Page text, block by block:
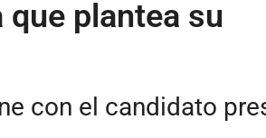
plantea su
con el candidato